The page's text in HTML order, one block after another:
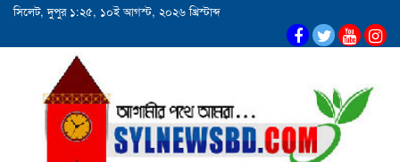
সিলেট, দুপুর ১:২৫, ১০ই আগস্ট, ২০২৬ খ্রিস্টাব্দ